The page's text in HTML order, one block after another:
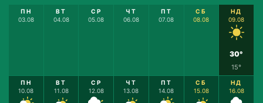
ПН
03.08
ВТ
04.08
СР
05.08
ЧТ
06.08
ПТ
07.08
СБ
08.08
НД
09.08
30°
15°
ПН
10.08
ВТ
11.08
СР
12.08
ЧТ
13.08
ПТ
14.08
СБ
15.08
НД
16.08